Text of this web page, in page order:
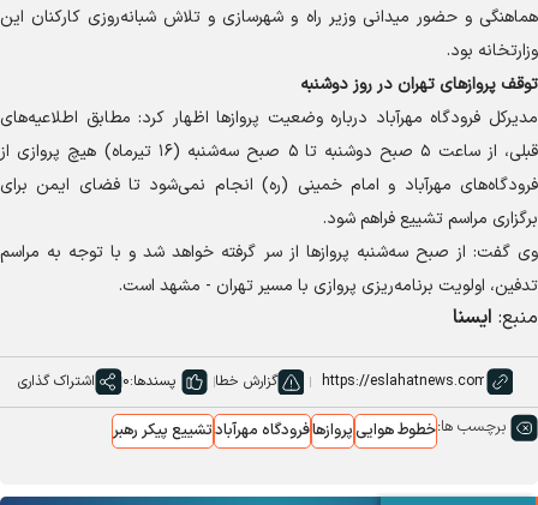
هماهنگی و حضور میدانی وزیر راه و شهرسازی و تلاش شبانه‌روزی کارکنان این
وزارتخانه بود.
توقف پرواز‌های تهران در روز دوشنبه
مدیرکل فرودگاه مهرآباد درباره وضعیت پرواز‌ها اظهار کرد: مطابق اطلاعیه‌های
قبلی، از ساعت ۵ صبح دوشنبه تا ۵ صبح سه‌شنبه (۱۶ تیرماه) هیچ پروازی از
فرودگاه‌های مهرآباد و امام خمینی (ره) انجام نمی‌شود تا فضای ایمن برای
برگزاری مراسم تشییع فراهم شود.
وی گفت: از صبح سه‌شنبه پرواز‌ها از سر گرفته خواهد شد و با توجه به مراسم
تدفین، اولویت برنامه‌ریزی پروازی با مسیر تهران - مشهد است.
منبع: ایسنا
گزارش خطا پسندها:0 اشتراک گذاری
برچسب ها:خطوط هواییپروازهافرودگاه مهرآبادتشییع پیکر رهبر